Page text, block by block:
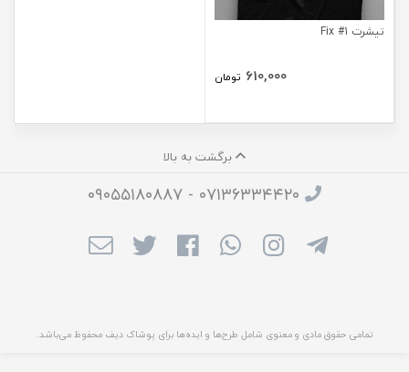
تیشرت Fix #1
610,000 تومان
برگشت به بالا
۰۷۱۳۶۳۳۴۴۲۰ - ۰۹۰۵۵۱۸۰۸۸۷
تمامی حقوق مادی و معنوی شامل طرح‌ها و ایده‌ها برای پوشاک دیف محفوظ می‌باشد.